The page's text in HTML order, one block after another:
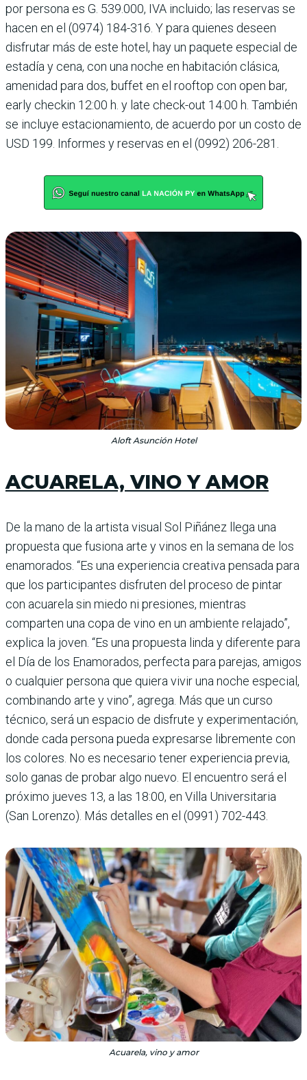
por persona es G. 539.000, IVA incluido; las reser­vas se
hacen en el (0974) 184-316. Y para quienes deseen
disfru­tar más de este hotel, hay un paquete especial de
estadía y cena, con una noche en habitación clásica,
amenidad para dos, buffet en el rooftop con open bar,
early checkin 12:00 h. y late check-out 14:00 h. También
se incluye estacionamiento, de acuerdo por un costo de
USD 199. Informes y reservas en el (0992) 206-281.
Aloft Asunción Hotel
ACUARELA, VINO Y AMOR
De la mano de la artista visual Sol Piñánez llega una
propuesta que fusiona arte y vinos en la semana de los
enamorados. “Es una experiencia creativa pensada para
que los participantes disfruten del proceso de pin­tar
con acuarela sin miedo ni presiones, mientras
comparten una copa de vino en un ambiente relajado”,
explica la joven. “Es una propuesta linda y diferente para
el Día de los Enamorados, perfecta para parejas, amigos
o cualquier persona que quiera vivir una noche especial,
combinando arte y vino”, agrega. Más que un curso
técnico, será un espacio de disfrute y experimentación,
donde cada persona pueda expresarse libremente con
los colores. No es necesario tener experiencia previa,
solo ganas de probar algo nuevo. El encuentro será el
próximo jueves 13, a las 18:00, en Villa Universitaria
(San Lorenzo). Más detalles en el (0991) 702-443.
Acuarela, vino y amor